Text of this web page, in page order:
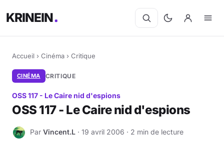
KRINEIN
Accueil › Cinéma › Critique
CINÉMA CRITIQUE
OSS 117 - Le Caire nid d'espions
OSS 117 - Le Caire nid d'espions
V Par Vincent.L · 19 avril 2006 · 2 min de lecture